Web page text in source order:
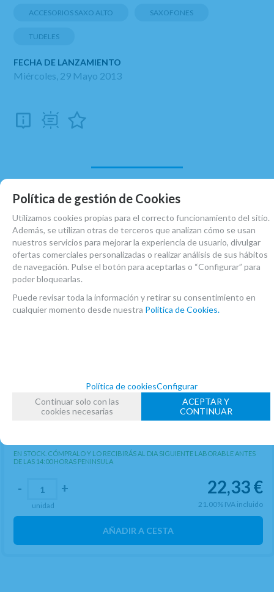
ACCESORIOS SAXO ALTO SAXOFONES
TUDELES
FECHA DE LANZAMIENTO
Miércoles, 29 Mayo 2013
RELACIONADOS
EN STOCK. CÓMPRALO Y LO RECIBIRÁS AL DIA SIGUIENTE LABORABLE ANTES
DE LAS 14:00 HORAS PENINSULA
22,33€
21.00% IVA incluido
- +
unidad
AÑADIR A CESTA
Política de gestión de Cookies
Utilizamos cookies propias para el correcto funcionamiento del sitio.
Además, se utilizan otras de terceros que analizan cómo se usan
nuestros servicios para mejorar la experiencia de usuario, divulgar
ofertas comerciales personalizadas o realizar análisis de sus hábitos
de navegación. Pulse el botón para aceptarlas o “Configurar” para
poder bloquearlas.
Puede revisar toda la información y retirar su consentimiento en
cualquier momento desde nuestra Política de Cookies.
Política de cookiesConfigurar
Continuar solo con las
cookies necesarias
ACEPTAR Y
CONTINUAR